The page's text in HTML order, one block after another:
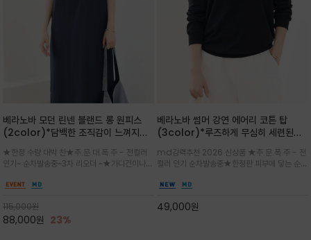
베라노바 모던 린넨 블랜드 롱 원피스
(2color)*담백한 조직감이 느껴지는
롱 원피스
★한정 수량 대박 찬★주.문.대.폭.주 - 전컬러
인기~ 순차발송중~3차 리오더 ~★가디건이나
도 손색이 없고,리조트룩까지 만능/답답하지 않
버하면서도 여리여리한 무
115,000원
88,000원 23%
베라노바 썸머 강연 에어리 코튼 탑
(3color)*루즈하게 무심히 세련된핏/
품은 시원함: 우수한 통기성
md강력추천 2026 신상품 ★주.문.폭.주 - 전
컬러 인기 순차발송중★한정판 피부에 닿는 순간
한 터치감~★여름에 오히려 이런티을 입으셔야
을 즐기실수 있습니다^^
49,000원